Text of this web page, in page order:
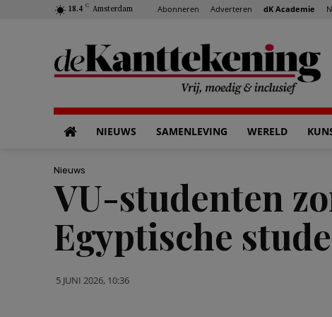
18.4 C Amsterdam Abonneren Adverteren dK Academie
NIEUWS SAMENLEVING WERELD
Nieuws
VU-studenten
Egyptische
5 JUNI 2026, 10:36